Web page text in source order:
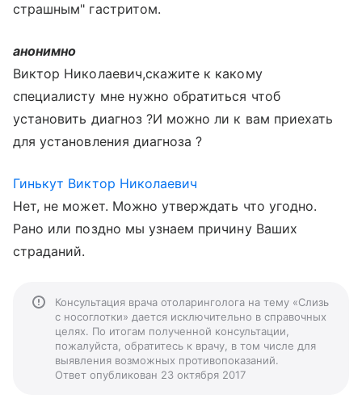
страшным" гастритом.
анонимно
Виктор Николаевич,скажите к какому
специалисту мне нужно обратиться чтоб
установить диагноз ?И можно ли к вам приехать
для установления диагноза ?
Гинькут Виктор Николаевич
Нет, не может. Можно утверждать что угодно.
Рано или поздно мы узнаем причину Ваших
страданий.
Консультация врача отоларинголога на тему «Слизь
с носоглотки» дается исключительно в справочных
целях. По итогам полученной консультации,
пожалуйста, обратитесь к врачу, в том числе для
выявления возможных противопоказаний.
Ответ опубликован 23 октября 2017